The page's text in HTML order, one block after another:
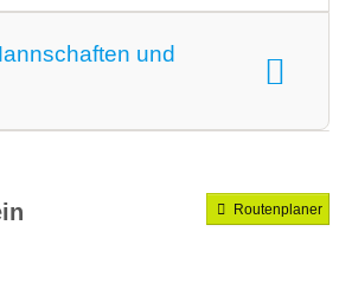
und
Routenplaner